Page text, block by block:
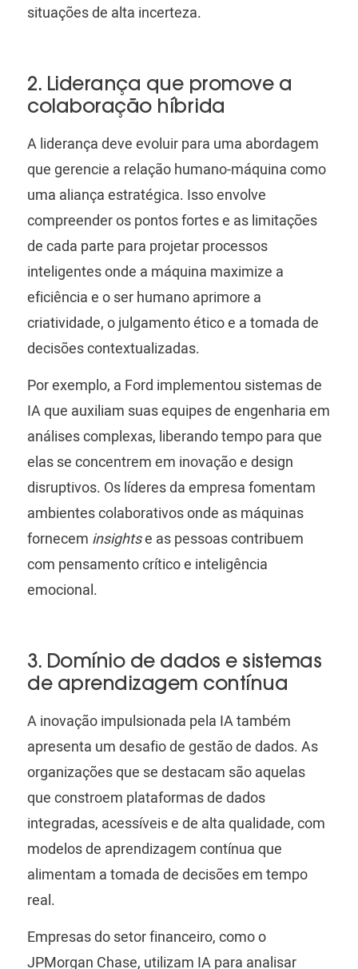
situações de alta incerteza.
2. Liderança que promove a
colaboração híbrida
A liderança deve evoluir para uma abordagem
que gerencie a relação humano-máquina como
uma aliança estratégica. Isso envolve
compreender os pontos fortes e as limitações
de cada parte para projetar processos
inteligentes onde a máquina maximize a
eficiência e o ser humano aprimore a
criatividade, o julgamento ético e a tomada de
decisões contextualizadas.
Por exemplo, a Ford implementou sistemas de
IA que auxiliam suas equipes de engenharia em
análises complexas, liberando tempo para que
elas se concentrem em inovação e design
disruptivos. Os líderes da empresa fomentam
ambientes colaborativos onde as máquinas
fornecem insightse as pessoas contribuem
com pensamento crítico e inteligência
emocional.
3. Domínio de dados e sistemas
de aprendizagem contínua
A inovação impulsionada pela IA também
apresenta um desafio de gestão de dados. As
organizações que se destacam são aquelas
que constroem plataformas de dados
integradas, acessíveis e de alta qualidade, com
modelos de aprendizagem contínua que
alimentam a tomada de decisões em tempo
real.
Empresas do setor financeiro, como o
JPMorgan Chase, utilizam IA para analisar